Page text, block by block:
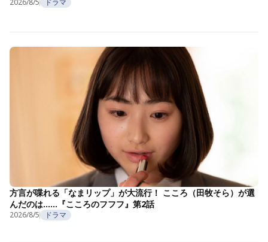
方言が喋れる「なまリップ」が大流行！ こころ（田牧そら）が選
んだのは……『こころのフフフ』第2話
2026/8/5 ドラマ